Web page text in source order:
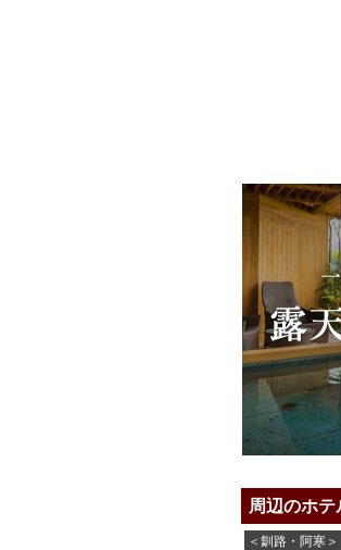
周辺のホテ
＜釧路・阿寒